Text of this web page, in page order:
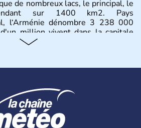
de nombreux lacs, le principal, le
sur 1400 km2. Pays
l‘Arménie dénombre 3 238 000
million vivent dans la capitale